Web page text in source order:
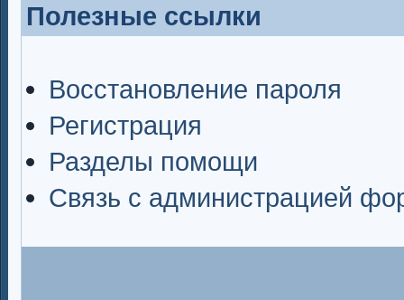
Полезные ссылки
Восстановление пароля
Регистрация
Разделы помощи
Связь с администрацией